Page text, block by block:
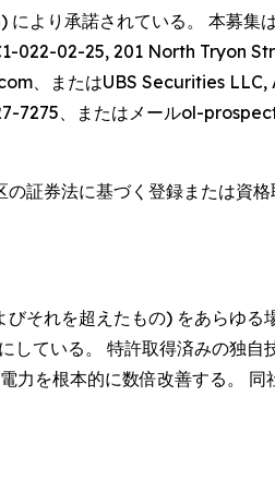
より承諾されている。 本募集
022-02-25, 201 North Tryon
、またはUBS Securities LLC,
7275、またはメールol-
証券法に基づく登録または資
それを超えたもの) をあらゆる
している。 特許取得済みの独自
力を根本的に数倍改善する。 同